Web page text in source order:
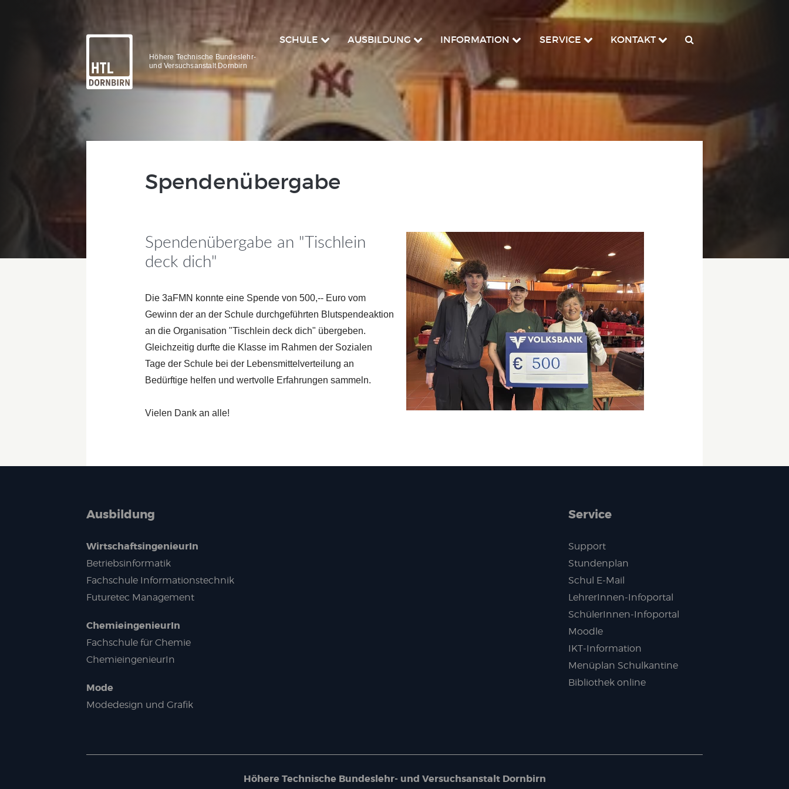
Höhere Technische Bundeslehr-
und Versuchsanstalt Dornbirn
SCHULE AUSBILDUNG INFORMATION SERVICE KONTAKT
Spendenübergabe
Spendenübergabe an "Tischlein
deck dich"
Die 3aFMN konnte eine Spende von 500,-- Euro vom
Gewinn der an der Schule durchgeführten Blutspendeaktion
an die Organisation "Tischlein deck dich" übergeben.
Gleichzeitig durfte die Klasse im Rahmen der Sozialen
Tage der Schule bei der Lebensmittelverteilung an
Bedürftige helfen und wertvolle Erfahrungen sammeln.
Vielen Dank an alle!
Ausbildung
WirtschaftsingenieurIn
Betriebsinformatik
Fachschule Informationstechnik
Futuretec Management
ChemieingenieurIn
Fachschule für Chemie
ChemieingenieurIn
Mode
Modedesign und Grafik
Service
Support
Stundenplan
Schul E-Mail
LehrerInnen-Infoportal
SchülerInnen-Infoportal
Moodle
IKT-Information
Menüplan Schulkantine
Bibliothek online
Höhere Technische Bundeslehr- und Versuchsanstalt Dornbirn